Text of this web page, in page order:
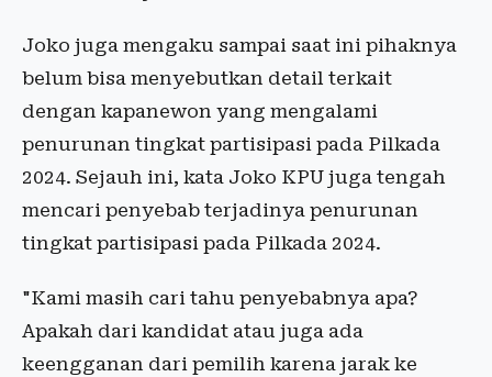
Joko juga mengaku sampai saat ini pihaknya
belum bisa menyebutkan detail terkait
dengan kapanewon yang mengalami
penurunan tingkat partisipasi pada Pilkada
2024. Sejauh ini, kata Joko KPU juga tengah
mencari penyebab terjadinya penurunan
tingkat partisipasi pada Pilkada 2024.
"Kami masih cari tahu penyebabnya apa?
Apakah dari kandidat atau juga ada
keengganan dari pemilih karena jarak ke